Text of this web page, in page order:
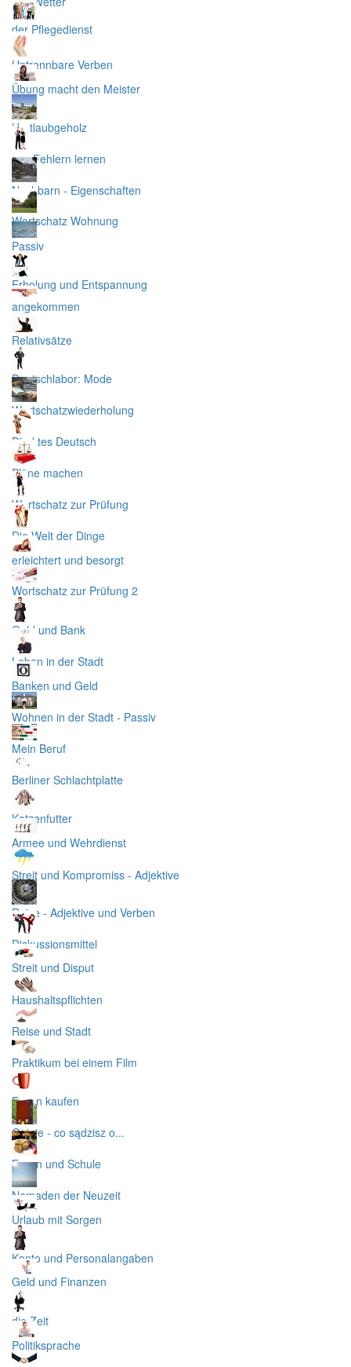
der Pflegedienst
Untrennbare Verben
Übung macht den Meister
Hartlaubgeholz
aus Fehlern lernen
Nachbarn - Eigenschaften
Wortschatz Wohnung
Passiv
Erholung und Entspannung
angekommen
Relativsätze
Deutschlabor: Mode
Wortschatzwiederholung
Direktes Deutsch
Pläne machen
Wortschatz zur Prüfung
Die Welt der Dinge
erleichtert und besorgt
Wortschatz zur Prüfung 2
Geld und Bank
Leben in der Stadt
Banken und Geld
Wohnen in der Stadt - Passiv
Mein Beruf
Berliner Schlachtplatte
Katzenfutter
Armee und Wehrdienst
Streit und Kompromiss - Adjektive
Reise - Adjektive und Verben
Diskussionsmittel
Streit und Disput
Haushaltspflichten
Reise und Stadt
Praktikum bei einem Film
Essen kaufen
Opinie - co sądzisz o...
Essen und Schule
Nomaden der Neuzeit
Urlaub mit Sorgen
Konto und Personalangaben
Geld und Finanzen
die Zeit
Politiksprache